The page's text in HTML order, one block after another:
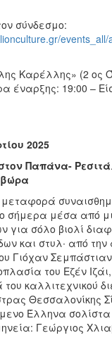
σύνδεσμο:
Καρέλλης» (2 ος
έναρξης: 19:00 –
2025
Παπάνα-
μεταφορά
σήμερα μέσα από
για σόλο βιολί
και στυλ∙ από
Γιόχαν
του Εζέν
καλλιτεχνικού
Θεσσαλονίκης
Έλληνα
Γεώργιος